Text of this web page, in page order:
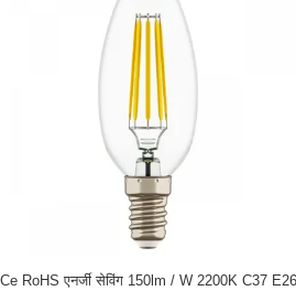
ग्लास 360 डिग्री वार्म व्हाइट जी 45 2 डब्ल्यू ई 27 एलईडी